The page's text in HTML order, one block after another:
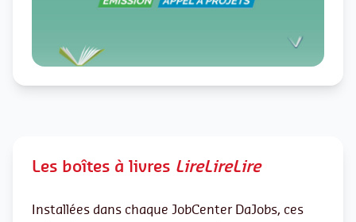
Les boîtes à livres LireLireLire
Installées dans chaque JobCenter DaJobs, ces